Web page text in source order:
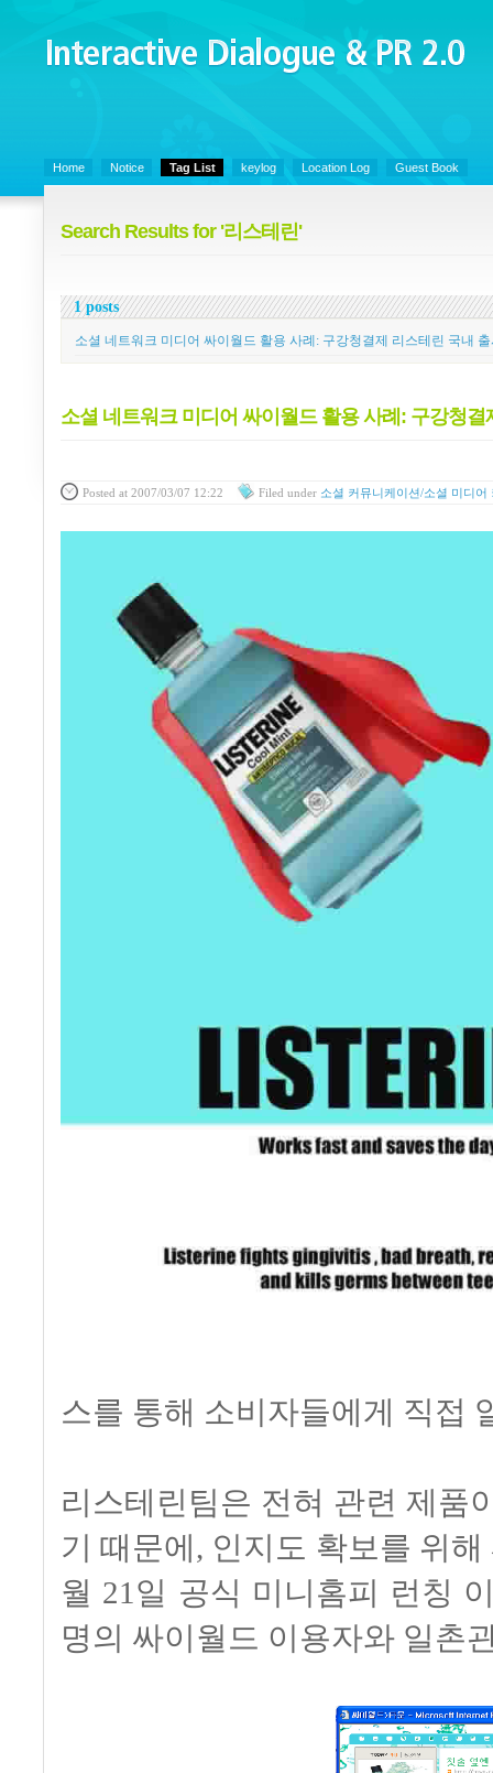
Interactive Dialogue &
PR 2.0
Home Notice Tag List keylog Location Log Guest Book
Search Results for '리스테린'
1 posts
소셜 네트워크 미디어 싸이월드 활용 사례: 구강청결제 리스테린 국내
소셜 네트워크 미디어 싸이월드 활용 사례: 구강청
Posted at 2007/03/07 12:22 Filed under 소셜 커뮤니케이션/소셜 미디어
스를 통해 소비자들에게 직접
리스테린팀은 전혀 관련 제품
기 때문에, 인지도 확보를 위
월 21일 공식 미니홈피 런칭
명의 싸이월드 이용자와 일촌